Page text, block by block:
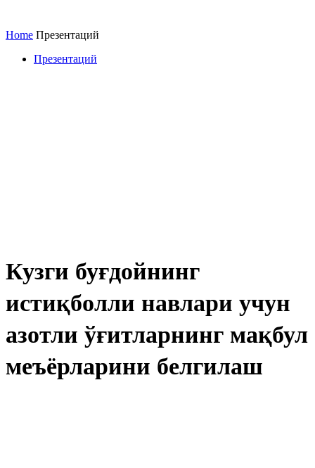
Home Презентаций
Презентаций
Кузги буғдойнинг
истиқболли навлари учун
азотли ўғитларнинг мақбул
меъёрларини белгилаш